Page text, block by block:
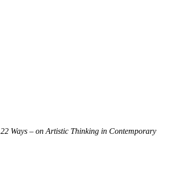
22 Ways – on Artistic Thinking in Contemporary